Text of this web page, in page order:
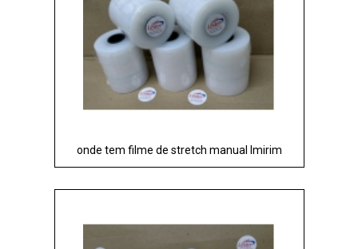
onde tem filme de stretch manual Imirim